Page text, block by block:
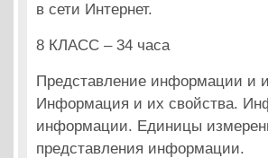
в сети Интернет.
8 КЛАСС – 34 часа
Представление информации и
Информация и их свойства.
информации. Единицы
представления информации.